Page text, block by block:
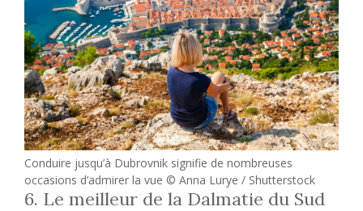
Conduire jusqu’à Dubrovnik signifie de nombreuses
occasions d’admirer la vue © Anna Lurye / Shutterstock
6. Le meilleur de la Dalmatie du Sud